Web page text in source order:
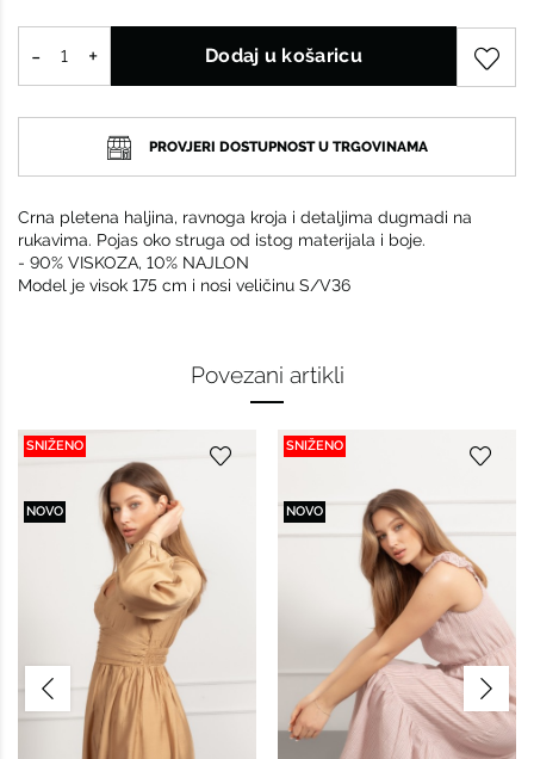
Dodaj u košaricu
PROVJERI DOSTUPNOST U TRGOVINAMA
Crna pletena haljina, ravnoga kroja i detaljima dugmadi na
rukavima. Pojas oko struga od istog materijala i boje.
- 90% VISKOZA, 10% NAJLON
Model je visok 175 cm i nosi veličinu S/V36
Povezani artikli
SNIŽENO
NOVO
SNIŽENO
NOVO